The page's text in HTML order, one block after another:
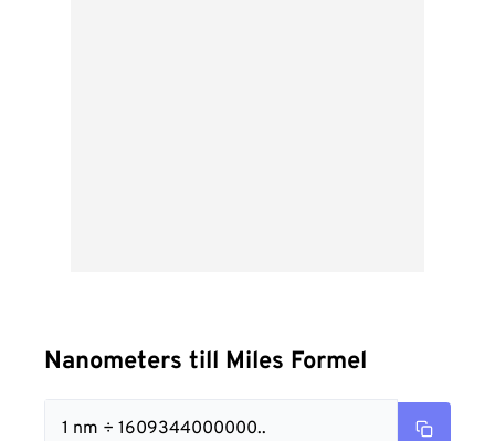
Nanometers till Miles Formel
1 nm ÷ 1609344000000..